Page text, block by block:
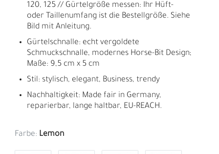
120, 125 // Gürtelgröße messen: Ihr Hüft-
oder Taillenumfang ist die Bestellgröße. Siehe
Bild mit Anleitung.
Gürtelschnalle: echt vergoldete
Schmuckschnalle, modernes Horse-Bit Design;
Maße: 9,5 cm x 5 cm
Stil: stylisch, elegant, Business, trendy
Nachhaltigkeit: Made fair in Germany,
reparierbar, lange haltbar, EU-REACH.
Farbe: Lemon